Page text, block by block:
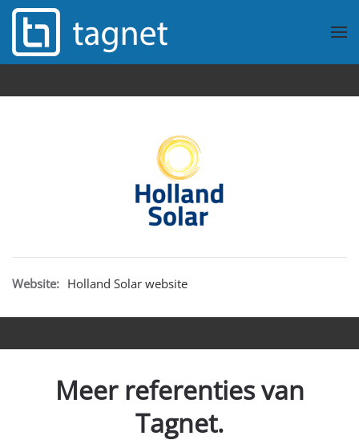
Overslaan en naar de inhoud gaan
Website: Holland Solar website
Meer referenties van
Tagnet.